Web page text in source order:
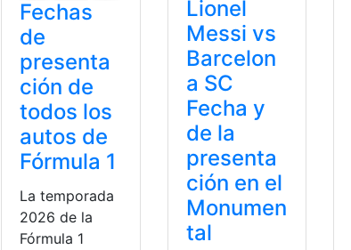
Fechas
de
presenta
ción de
todos los
autos de
Fórmula 1
La temporada
2026 de la
Fórmula 1
Lionel
Messi vs
Barcelon
a SC
Fecha y
de la
presenta
ción en el
Monumen
tal